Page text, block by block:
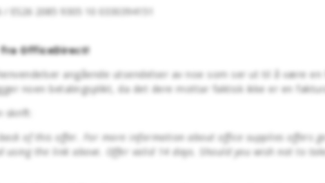
ES26 2085 9305 10 0330394151
OfficeDirect!
angående utsendelser av noe som ser ut til å være
noen betalingsplikt, da det dere mottar faktisk ikke er en
of this offer. For more information about office supplies offers
the link above. Offer valid 14 days. Should you wish not to